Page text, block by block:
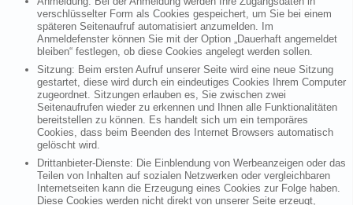
verschlüsselter Form als Cookies gespeichert, um Sie bei einem
späteren Seitenaufruf automatisiert anzumelden. Im
Anmeldefenster können Sie mit der Option „Dauerhaft angemeldet
bleiben“ festlegen, ob diese Cookies angelegt werden sollen.
Sitzung: Beim ersten Aufruf unserer Seite wird eine neue Sitzung
gestartet, diese wird durch ein eindeutiges Cookies Ihrem Computer
zugeordnet. Sitzungen erlauben es, Sie zwischen zwei
Seitenaufrufen wieder zu erkennen und Ihnen alle Funktionalitäten
bereitstellen zu können. Es handelt sich um ein temporäres
Cookies, dass beim Beenden des Internet Browsers automatisch
gelöscht wird.
Drittanbieter-Dienste: Die Einblendung von Werbeanzeigen oder das
Teilen von Inhalten auf sozialen Netzwerken oder vergleichbaren
Internetseiten kann die Erzeugung eines Cookies zur Folge haben.
Diese Cookies werden nicht direkt von unserer Seite erzeugt,